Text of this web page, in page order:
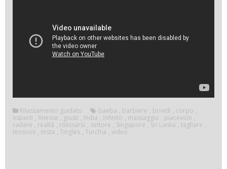
Rilassamento guidato baeba , barbiere , brividi , corpo ,
esperti , finesse , giusti , India , infinito , massaggio , piacevole ,
radare , realtà , rilassarsi , settore , Singapore , Sri Lanka , tagliare ,
tensioni , testa , Tingles , Turchia , video